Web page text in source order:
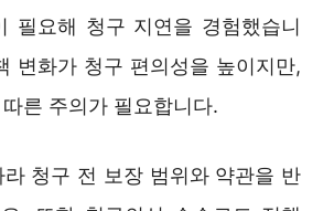
필요해 청구 지연을 경험했습니
변화가 청구 편의성을 높이지만,
른 주의가 필요합니다.
청구 전 보장 범위와 약관을 반